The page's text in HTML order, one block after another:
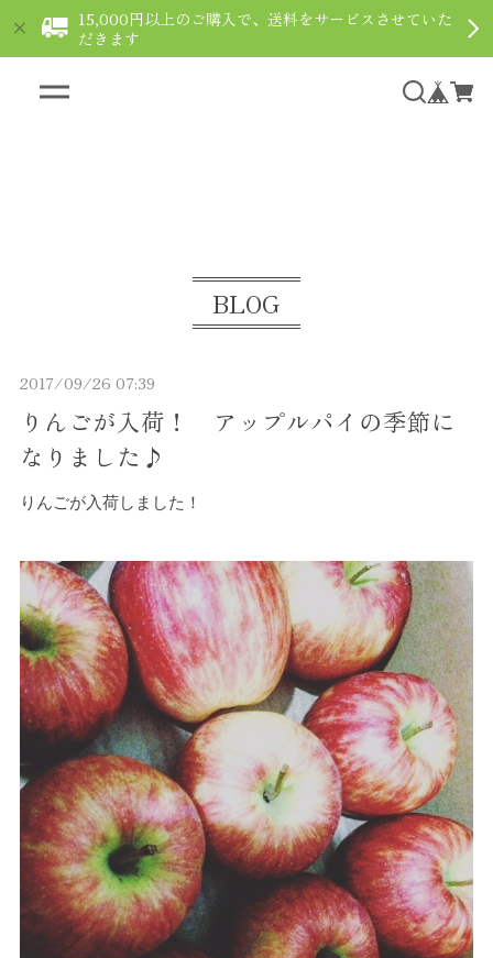
15,000円以上のご購入で、送料をサービスさせていた
だきます
BLOG
りんごが入荷！ アップルパイの季節に
なりました♪
2017/09/26 07:39
りんごが入荷しました！